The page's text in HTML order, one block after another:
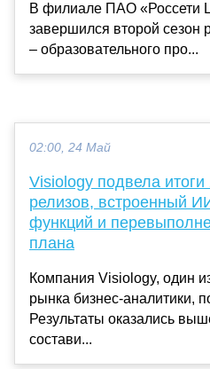
В филиале ПАО «Россети
завершился второй сезон
– образовательного про...
02:00, 24 Май
Visiology подвела итоги
релизов, встроенный
функций и
плана
Компания Visiology, один
рынка бизнес-аналитики,
Результаты оказались
состави...